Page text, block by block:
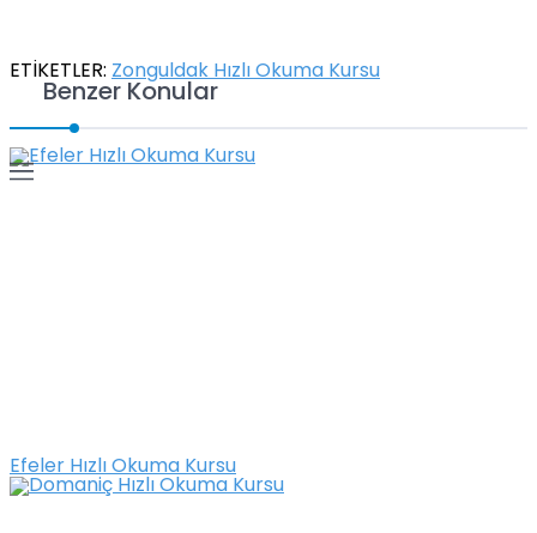
ETİKETLER: Zonguldak Hızlı Okuma Kursu
Benzer Konular
Efeler Hızlı Okuma Kursu